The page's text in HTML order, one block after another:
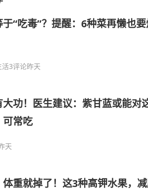
“吃毒”？提醒：6种菜再懒也
活3评论昨天
功！医生建议：紫甘蓝或能对
可常吃
天
重就掉了！这3种高钾水果，